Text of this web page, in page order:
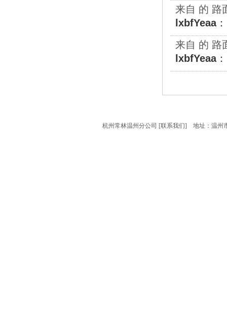
来自 的 路
lxbfYeaa
来自 的 路
lxbfYeaa
杭州常林温州分公司 [联系我们] 地址：温州